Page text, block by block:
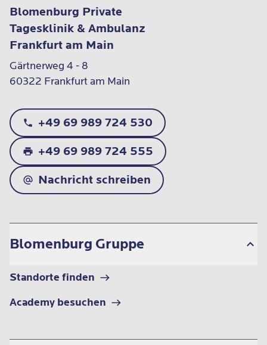
Blomenburg Private
Tagesklinik & Ambulanz
Frankfurt am Main
Gärtnerweg 4 - 8
60322 Frankfurt am Main
+49 69 989 724 530
+49 69 989 724 555
Nachricht schreiben
Blomenburg Gruppe
Standorte finden
Academy besuchen